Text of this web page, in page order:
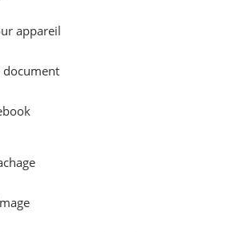
appareil
document